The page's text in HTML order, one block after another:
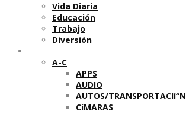
Vida Diaria
Educación
Trabajo
Diversión
A-C
APPS
AUDIO
AUTOS/TRANSPORTACIí“N
CíMARAS